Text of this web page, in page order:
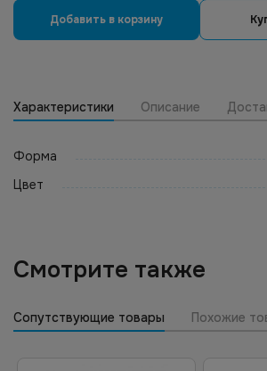
Добавить в корзину
Характеристики Описание
Форма
Цвет
Смотрите также
Сопутствующие товары Похожие